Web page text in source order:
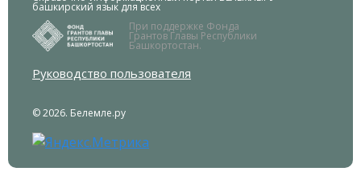
башкирский язык для всех
При поддержке Фонда
Грантов Главы Республики
Башкортостан.
Руководство пользователя
© 2026. Белемле.ру